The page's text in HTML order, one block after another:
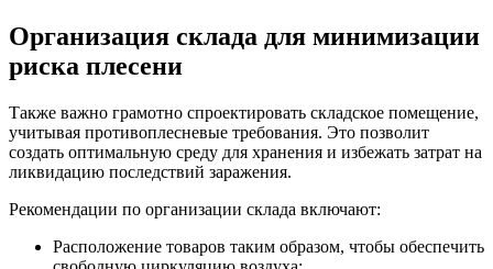
Организация склада для минимизации
риска плесени
Также важно грамотно спроектировать складское помещение,
учитывая противоплесневые требования. Это позволит
создать оптимальную среду для хранения и избежать затрат на
ликвидацию последствий заражения.
Рекомендации по организации склада включают:
Расположение товаров таким образом, чтобы обеспечить